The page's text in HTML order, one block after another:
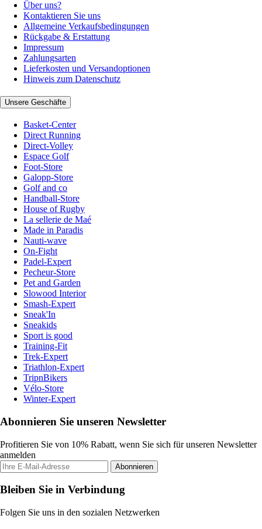
Über uns?
Kontaktieren Sie uns
Allgemeine Verkaufsbedingungen
Rückgabe & Erstattung
Impressum
Zahlungsarten
Lieferkosten und Versandoptionen
Hinweis zum Datenschutz
Unsere Geschäfte
Basket-Center
Direct Running
Direct-Volley
Espace Golf
Foot-Store
Galopp-Store
Golf and co
Handball-Store
House of Rugby
La sellerie de Maé
Made in Paradis
Nauti-wave
On-Fight
Padel-Expert
Pecheur-Store
Pet and Garden
Slowood Interior
Smash-Expert
Sneak'In
Sneakids
Sport is good
Training-Fit
Trek-Expert
Triathlon-Expert
TripnBikers
Vélo-Store
Winter-Expert
Abonnieren Sie unseren Newsletter
Profitieren Sie von 10% Rabatt, wenn Sie sich für unseren Newsletter
anmelden
Abonnieren
Bleiben Sie in Verbindung
Folgen Sie uns in den sozialen Netzwerken